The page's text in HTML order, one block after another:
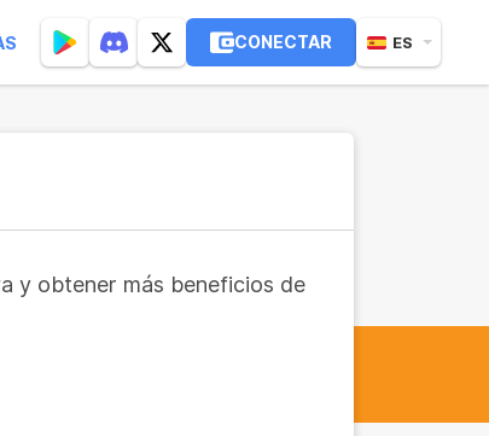
CONECTAR ES
y obtener más beneficios de